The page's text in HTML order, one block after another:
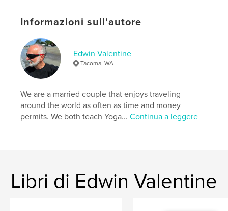
yoga , limbs , sutra's ,
spirituality
Informazioni sull'autore
Edwin Valentine
Tacoma, WA
We are a married couple that enjoys traveling
around the world as often as time and money
permits. We both teach Yoga...Continua a leggere
Libri di Edwin Valentine